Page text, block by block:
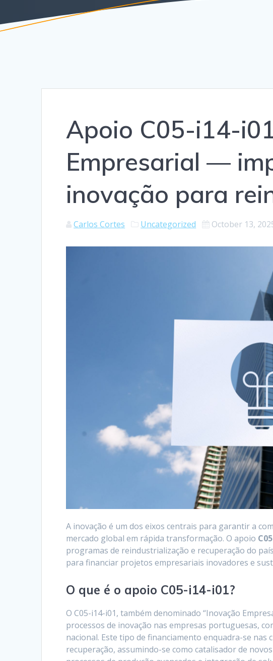
Apoio C05-i14-
Empresarial —
inovação para
Carlos Cortes Uncategorized October 13,
A inovação é um dos eixos centrais para garantir a
mercado global em rápida transformação. O apoio
programas de reindustrialização e recuperação do
para financiar projetos empresariais inovadores e
O que é o apoio C05-i14-i01?
O C05-i14-i01, também denominado “Inovação
processos de inovação nas empresas portuguesas,
nacional. Este tipo de financiamento enquadra-se nas
recuperação, assumindo-se como catalisador de